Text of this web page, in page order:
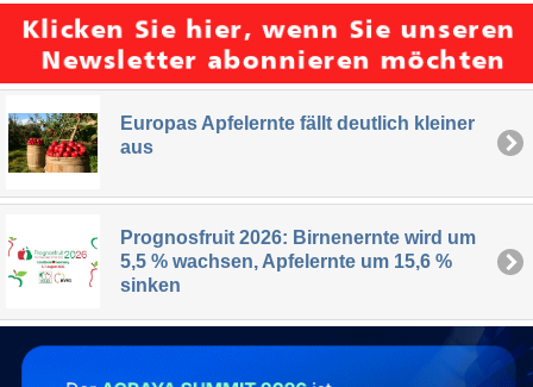
Europas Apfelernte fällt deutlich kleiner
aus
Prognosfruit 2026: Birnenernte wird um
5,5 % wachsen, Apfelernte um 15,6 %
sinken